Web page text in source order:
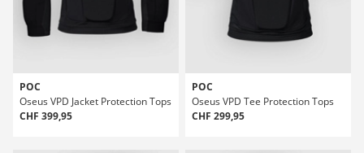
POC
Oseus VPD Jacket Protection Tops
CHF 399,95
POC
Oseus VPD Tee Protection Tops
CHF 299,95